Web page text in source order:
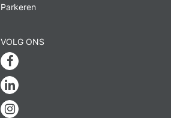
Parkeren
VOLG ONS
Facebook
Linkedin
Instagram